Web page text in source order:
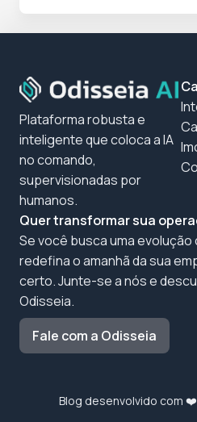
Plataforma robusta e
inteligente que coloca a IA
no comando,
supervisionadas por
humanos.
Quer transformar sua
Se você busca uma
redefina o amanhã da sua
certo. Junte-se a nós e
Odisseia.
Fale com a Odisseia
Blog desenvolvido com